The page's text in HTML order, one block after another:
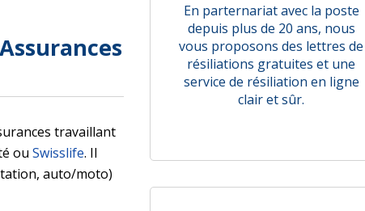
travaillant
ou Swisslife. Il
auto/moto)
En parternariat avec la poste
depuis plus de 20 ans, nous
vous proposons des lettres de
résiliations gratuites et une
service de résiliation en ligne
clair et sûr.